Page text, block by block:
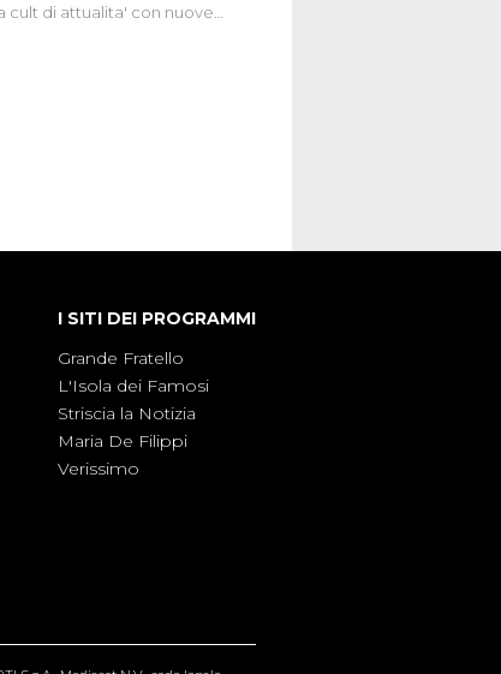
cult di attualita' con nuove
I SITI DEI PROGRAMMI
Grande Fratello
L'Isola dei Famosi
Striscia la Notizia
Maria De Filippi
Verissimo